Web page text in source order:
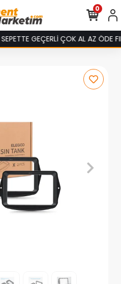
SEPETTE GEÇERLİ ÇOK AL AZ ÖDE
0